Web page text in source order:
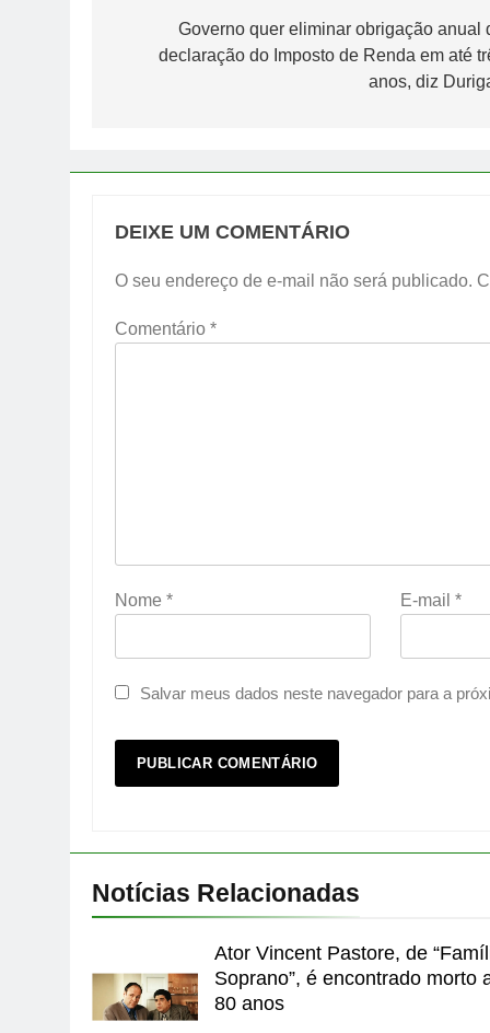
Governo quer eliminar obrigação anual
declaração do Imposto de Renda em até
anos, diz
DEIXE UM COMENTÁRIO
O seu endereço de e-mail não será publicado.
Comentário *
Nome * E-mail *
Salvar meus dados neste navegador para a
Notícias Relacionadas
Ator Vincent Pastore, de
Soprano”, é encontrado morto
80 anos